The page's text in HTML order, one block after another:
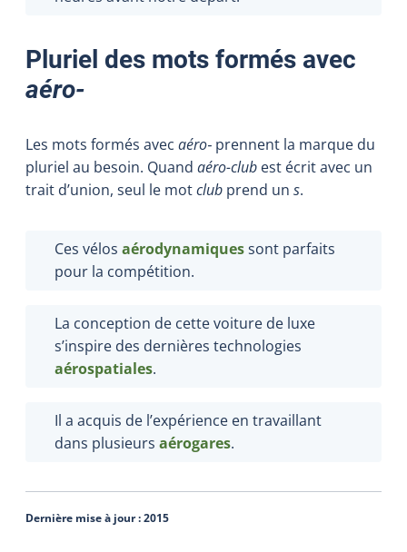
Pluriel des mots formés avec
aéro‑
Les mots formés avec aéro‑ prennent la marque du
pluriel au besoin. Quand aéro-club est écrit avec un
trait d’union, seul le motclub prend un s.
Ces vélos aérodynamiquessont parfaits
pour la compétition.
La conception de cette voiture de luxe
s’inspire des dernières technologies
aérospatiales.
Il a acquis de l’expérience en travaillant
dans plusieurs aérogares.
Dernière mise à jour :2015